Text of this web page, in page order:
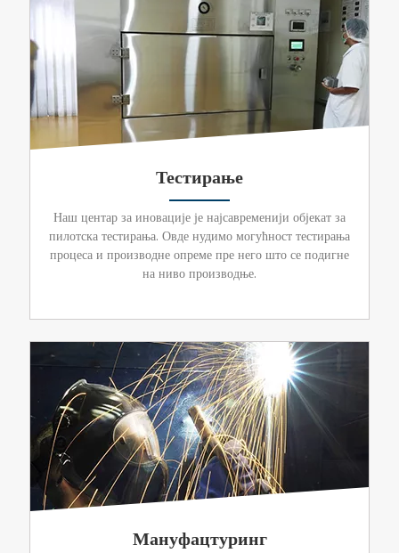
Тестирање
Наш центар за иновације је најсавременији објекат за
пилотска тестирања. Овде нудимо могућност тестирања
процеса и производне опреме пре него што се подигне
на ниво производње.
Мануфацтуринг